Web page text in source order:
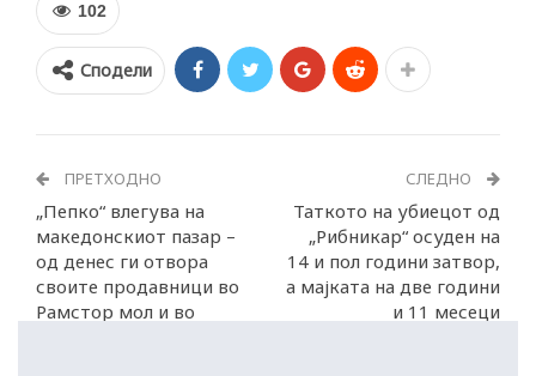
102
Сподели
ПРЕТХОДНО
„Пепко“ влегува на
македонскиот пазар –
од денес ги отвора
своите продавници во
Рамстор мол и во
СЛЕДНО
Таткото на убиецот од
„Рибникар“ осуден на
14 и пол години затвор,
а мајката на две години
и 11 месеци